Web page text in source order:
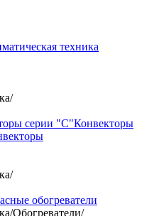
/
серии "С"Конвекторы
/
обогреватели
/Обогреватели/